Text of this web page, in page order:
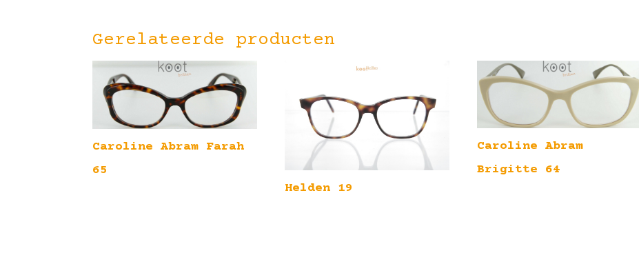
Gerelateerde producten
Caroline Abram Farah
65
Helden 19
Caroline Abram
Brigitte 64